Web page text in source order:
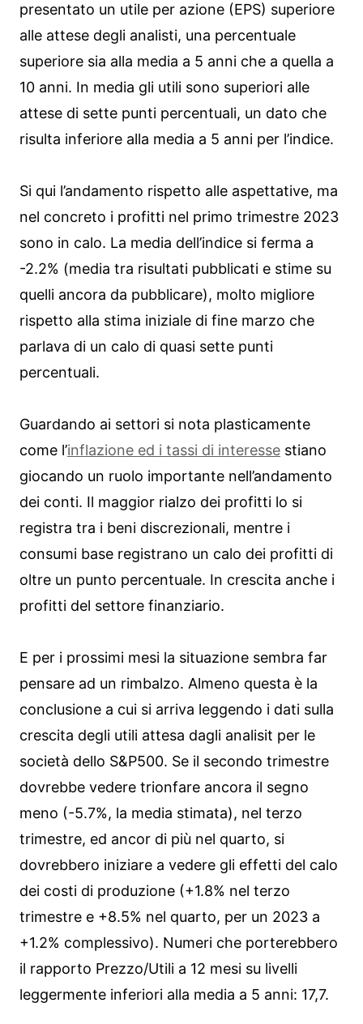
presentato un utile per azione (EPS) superiore
alle attese degli analisti, una percentuale
superiore sia alla media a 5 anni che a quella a
10 anni. In media gli utili sono superiori alle
attese di sette punti percentuali, un dato che
risulta inferiore alla media a 5 anni per l’indice.
Si qui l’andamento rispetto alle aspettative, ma
nel concreto i profitti nel primo trimestre 2023
sono in calo. La media dell’indice si ferma a
-2.2% (media tra risultati pubblicati e stime su
quelli ancora da pubblicare), molto migliore
rispetto alla stima iniziale di fine marzo che
parlava di un calo di quasi sette punti
percentuali.
Guardando ai settori si nota plasticamente
come l’inflazione ed i tassi di interesse stiano
giocando un ruolo importante nell’andamento
dei conti. Il maggior rialzo dei profitti lo si
registra tra i beni discrezionali, mentre i
consumi base registrano un calo dei profitti di
oltre un punto percentuale. In crescita anche i
profitti del settore finanziario.
E per i prossimi mesi la situazione sembra far
pensare ad un rimbalzo. Almeno questa è la
conclusione a cui si arriva leggendo i dati sulla
crescita degli utili attesa dagli analisit per le
società dello S&P500. Se il secondo trimestre
dovrebbe vedere trionfare ancora il segno
meno (-5.7%, la media stimata), nel terzo
trimestre, ed ancor di più nel quarto, si
dovrebbero iniziare a vedere gli effetti del calo
dei costi di produzione (+1.8% nel terzo
trimestre e +8.5% nel quarto, per un 2023 a
+1.2% complessivo). Numeri che porterebbero
il rapporto Prezzo/Utili a 12 mesi su livelli
leggermente inferiori alla media a 5 anni: 17,7.